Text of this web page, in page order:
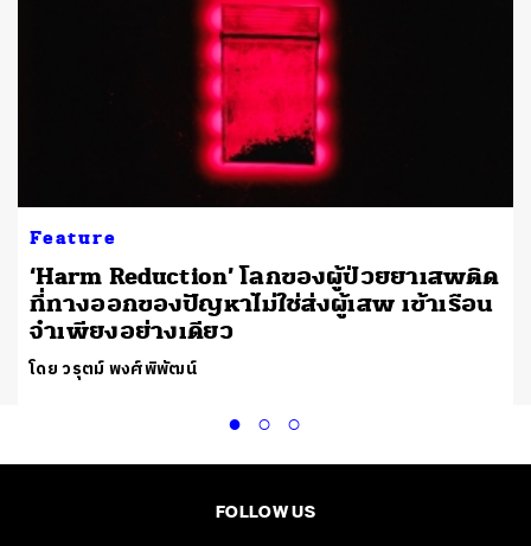
Feature
‘Harm Reduction’ โลกของผู้ป่วยยาเสพติด
ที่ทางออกของปัญหาไม่ใช่ส่งผู้เสพ เข้าเรือน
จำเพียงอย่างเดียว
โดย วรุตม์ พงศ์พิพัฒน์
FOLLOW US